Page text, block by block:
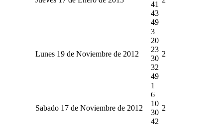
41
43
49
Lunes 19 de Noviembre de 2012
3
20
23
30
32
49
2
Sabado 17 de Noviembre de 2012
1
6
10
30
42
2